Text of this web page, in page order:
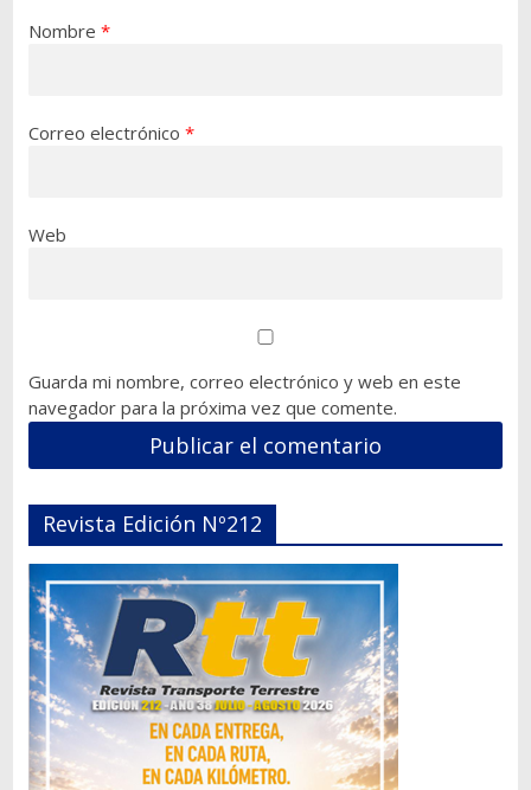
Nombre *
Correo electrónico *
Web
Guarda mi nombre, correo electrónico y web en este
navegador para la próxima vez que comente.
Revista Edición Nº212